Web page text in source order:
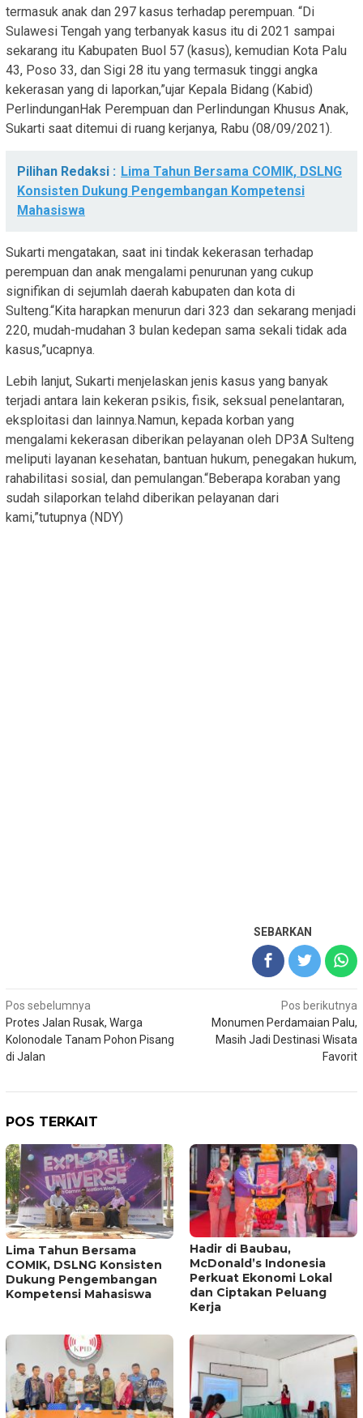
termasuk anak dan 297 kasus terhadap perempuan. “Di
Sulawesi Tengah yang terbanyak kasus itu di 2021 sampai
sekarang itu Kabupaten Buol 57 (kasus), kemudian Kota Palu
43, Poso 33, dan Sigi 28 itu yang termasuk tinggi angka
kekerasan yang di laporkan,”ujar Kepala Bidang (Kabid)
PerlindunganHak Perempuan dan Perlindungan Khusus Anak,
Sukarti saat ditemui di ruang kerjanya, Rabu (08/09/2021).
Pilihan Redaksi : Lima Tahun Bersama COMIK, DSLNG
Konsisten Dukung Pengembangan Kompetensi
Mahasiswa
Sukarti mengatakan, saat ini tindak kekerasan terhadap
perempuan dan anak mengalami penurunan yang cukup
signifikan di sejumlah daerah kabupaten dan kota di
Sulteng.“Kita harapkan menurun dari 323 dan sekarang menjadi
220, mudah-mudahan 3 bulan kedepan sama sekali tidak ada
kasus,”ucapnya.
Lebih lanjut, Sukarti menjelaskan jenis kasus yang banyak
terjadi antara lain kekeran psikis, fisik, seksual penelantaran,
eksploitasi dan lainnya.Namun, kepada korban yang
mengalami kekerasan diberikan pelayanan oleh DP3A Sulteng
meliputi layanan kesehatan, bantuan hukum, penegakan hukum,
rahabilitasi sosial, dan pemulangan.“Beberapa koraban yang
sudah silaporkan telahd diberikan pelayanan dari
kami,”tutupnya (NDY)
SEBARKAN
Navigasi
pos
Pos sebelumnya
Protes Jalan Rusak, Warga
Kolonodale Tanam Pohon Pisang
di Jalan
Pos berikutnya
Monumen Perdamaian Palu,
Masih Jadi Destinasi Wisata
Favorit
POS TERKAIT
Lima Tahun Bersama
COMIK, DSLNG Konsisten
Dukung Pengembangan
Kompetensi Mahasiswa
Hadir di Baubau,
McDonald’s Indonesia
Perkuat Ekonomi Lokal
dan Ciptakan Peluang
Kerja